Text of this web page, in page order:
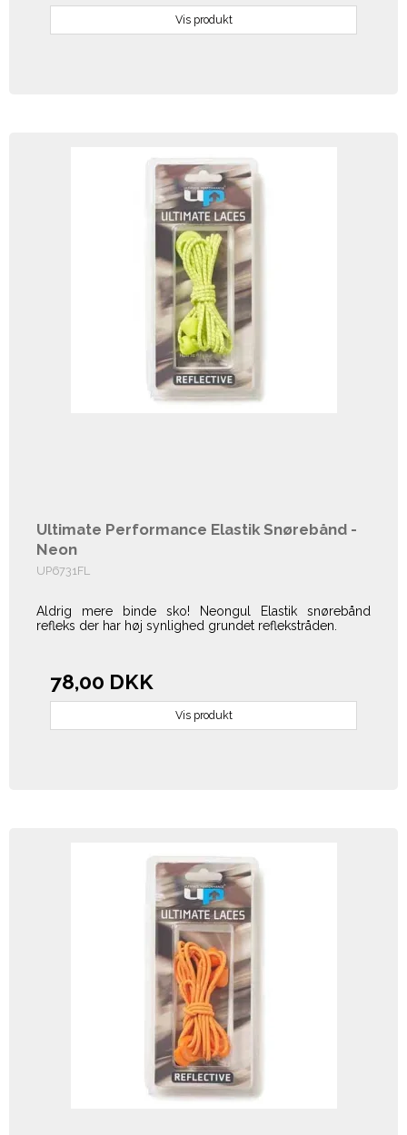
Vis produkt
Ultimate Performance Elastik Snørebånd -
Neon
UP6731FL
Aldrig mere binde sko! Neongul Elastik snørebånd
refleks der har høj synlighed grundet reflekstråden.
78,00 DKK
Vis produkt